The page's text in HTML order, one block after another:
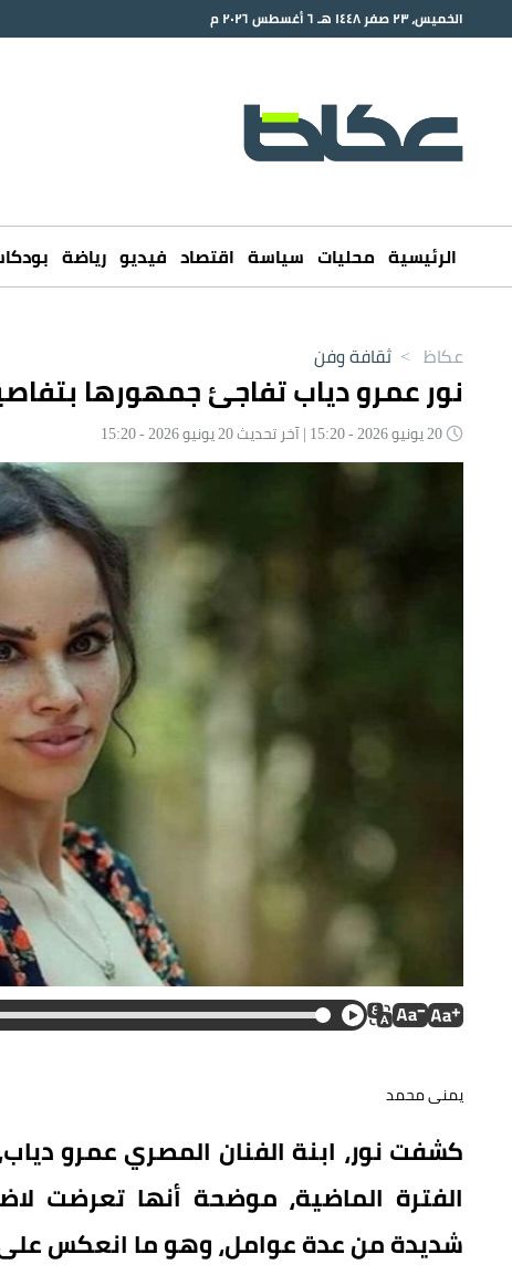
الخميس، ٢٣ صفر ١٤٤٨ هـ ٦ أغسطس ٢٠٢٦ م
الرئيسية محليات سياسة اقتصاد فيديو رياضة
عكاظ > ثقافة وفن
نور عمرو دياب تفاجئ جمهورها
يمنى محمد
كشفت نور، ابنة الفنان المصري عمرو
الفترة الماضية، موضحة أنها تعرضت
شديدة من عدة عوامل، وهو ما انعكس على